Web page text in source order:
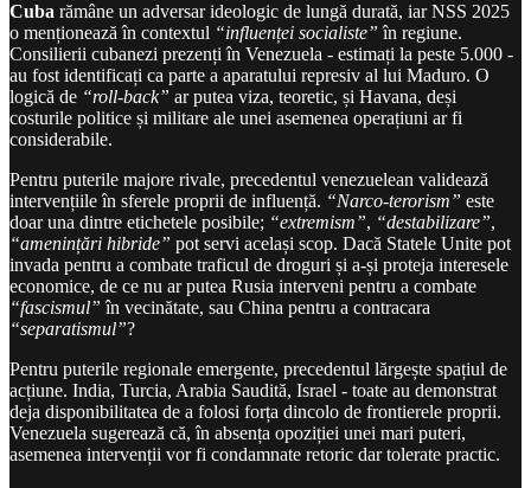
Cuba rămâne un adversar ideologic de lungă durată, iar NSS 2025
o menționează în contextul “influenței socialiste” în regiune.
Consilierii cubanezi prezenți în Venezuela - estimați la peste 5.000 -
au fost identificați ca parte a aparatului represiv al lui Maduro. O
logică de “roll-back” ar putea viza, teoretic, și Havana, deși
costurile politice și militare ale unei asemenea operațiuni ar fi
considerabile.
Pentru puterile majore rivale, precedentul venezuelean validează
intervențiile în sferele proprii de influență. “Narco-terorism” este
doar una dintre etichetele posibile; “extremism”, “destabilizare”,
“amenințări hibride” pot servi același scop. Dacă Statele Unite pot
invada pentru a combate traficul de droguri și a-și proteja interesele
economice, de ce nu ar putea Rusia interveni pentru a combate
“fascismul” în vecinătate, sau China pentru a contracara
“separatismul”?
Pentru puterile regionale emergente, precedentul lărgește spațiul de
acțiune. India, Turcia, Arabia Saudită, Israel - toate au demonstrat
deja disponibilitatea de a folosi forța dincolo de frontierele proprii.
Venezuela sugerează că, în absența opoziției unei mari puteri,
asemenea intervenții vor fi condamnate retoric dar tolerate practic.